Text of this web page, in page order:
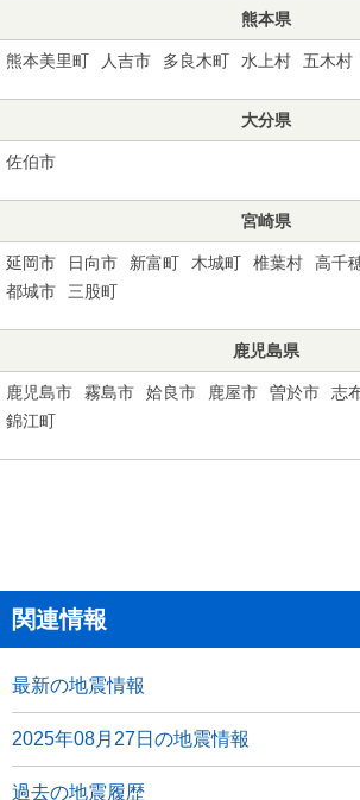
熊本県
熊本美里町 人吉市 多良木町 水上村 五木村
大分県
佐伯市
宮崎県
延岡市 日向市 新富町 木城町 椎葉村 高千
都城市
三股町
鹿児島県
鹿児島市 霧島市 姶良市 鹿屋市 曽於市 志
錦江町
関連情報
最新の地震情報
2025年08月27日の地震情報
過去の地震履歴